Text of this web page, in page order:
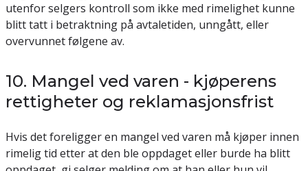
utenfor selgers kontroll som ikke med rimelighet kunne
blitt tatt i betraktning på avtaletiden, unngått, eller
overvunnet følgene av.
10. Mangel ved varen - kjøperens
rettigheter og reklamasjonsfrist
Hvis det foreligger en mangel ved varen må kjøper innen
rimelig tid etter at den ble oppdaget eller burde ha blitt